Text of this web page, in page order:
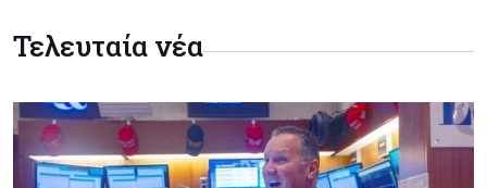
ουρανοξύστες
Πώς οι big tech εκτόξευσαν την
κεφαλαιοποίηση του Nasdaq 100 κατά $3,5 τρισ.
Τελευταία νέα